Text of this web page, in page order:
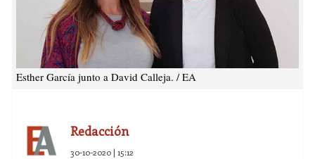
Esther García junto a David Calleja. / EA
Redacción
30-10-2020 | 15:12